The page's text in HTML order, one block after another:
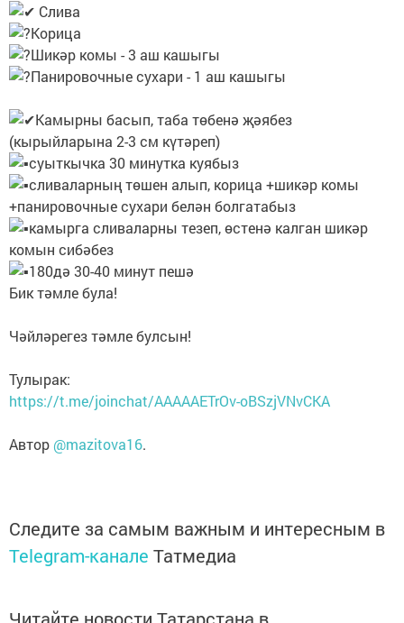
Слива
Корица
Шикәр комы - 3 аш кашыгы
Панировочные сухари - 1 аш кашыгы
Камырны басып, таба төбенә җәябез
(кырыйларына 2-3 см күтәреп)
суыткычка 30 минутка куябыз
сливаларның төшен алып, корица +шикәр комы
+панировочные сухари белән болгатабыз
камырга сливаларны тезеп, өстенә калган шикәр
комын сибәбез
180дә 30-40 минут пешә
Бик тәмле була!
Чәйләрегез тәмле булсын!
Тулырак:
https://t.me/joinchat/AAAAAETrOv-oBSzjVNvCKA
Автор @mazitova16.
Следите за самым важным и интересным в
Telegram-канале Татмедиа